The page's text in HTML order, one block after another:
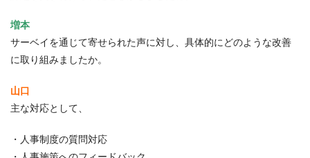
増本
サーベイを通じて寄せられた声に対し、具体的にどのような改善
に取り組みましたか。
山口
主な対応として、
・人事制度の質問対応